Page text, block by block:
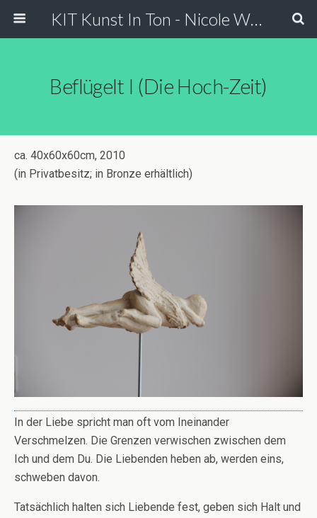
KIT Kunst In Ton - Nicole Wessels
Beflügelt I (Die Hoch-Zeit)
ca. 40x60x60cm, 2010
(in Privatbesitz; in Bronze erhältlich)
In der Liebe spricht man oft vom Ineinander
Verschmelzen. Die Grenzen verwischen zwischen dem
Ich und dem Du. Die Liebenden heben ab, werden eins,
schweben davon.
Tatsächlich halten sich Liebende fest, geben sich Halt und